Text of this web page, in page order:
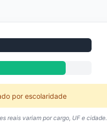
por escolaridade
reais variam por cargo, UF e cidade.